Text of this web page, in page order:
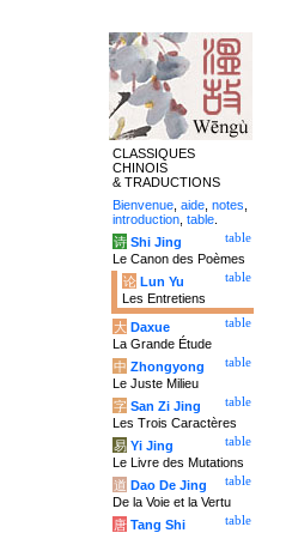
CLASSIQUES
CHINOIS
& TRADUCTIONS
Bienvenue aide notes
introduction table
table
诗 Shi Jing
Le Canon des Poèmes
table
论 Lun Yu
Les Entretiens
table
大 Daxue
La Grande Étude
table
中 Zhongyong
Le Juste Milieu
table
字 San Zi Jing
Les Trois Caractères
table
易 Yi Jing
Le Livre des Mutations
table
道 Dao De Jing
De la Voie et la Vertu
table
唐 Tang Shi